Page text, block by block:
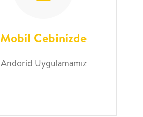
Mobil Cebinizde
Andorid Uygulamamız